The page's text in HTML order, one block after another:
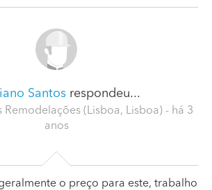
Santosrespondeu...
Remodelações (Lisboa, Lisboa) - há 3
anos
o preço para este, trabalho